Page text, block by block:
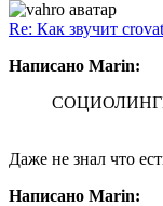
Re: Как звучит
Написано Marin:
Даже не знал что
Написано Marin: